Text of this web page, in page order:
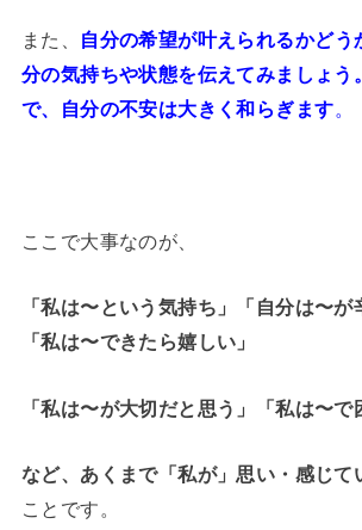
また、 自分の希望が叶えられるかどう
分の気持ちや状態を伝えてみましょう
で、自分の不安は大きく和らぎます。
ここで大事なのが、
「私は〜という気持ち」「自分は〜が
「私は〜できたら嬉しい」
「私は〜が大切だと思う」「私は〜で
など、あくまで「私が」思い・感じて
ことです。